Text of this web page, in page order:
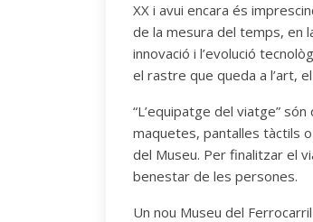
XX i avui encara és
de la mesura del temps, en
innovació i l’evolució
el rastre que queda a l’art,
“L’equipatge del viatge”
maquetes, pantalles tàctils
del Museu. Per finalitzar el
benestar de les persones.
Un nou Museu del